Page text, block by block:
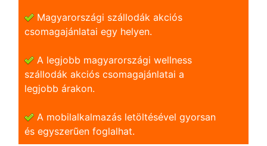
Magyarországi szállodák akciós
csomagajánlatai egy helyen.
A legjobb magyarországi wellness
szállodák akciós csomagajánlatai a
legjobb árakon.
A mobilalkalmazás letöltésével gyorsan
és egyszerũen foglalhat.